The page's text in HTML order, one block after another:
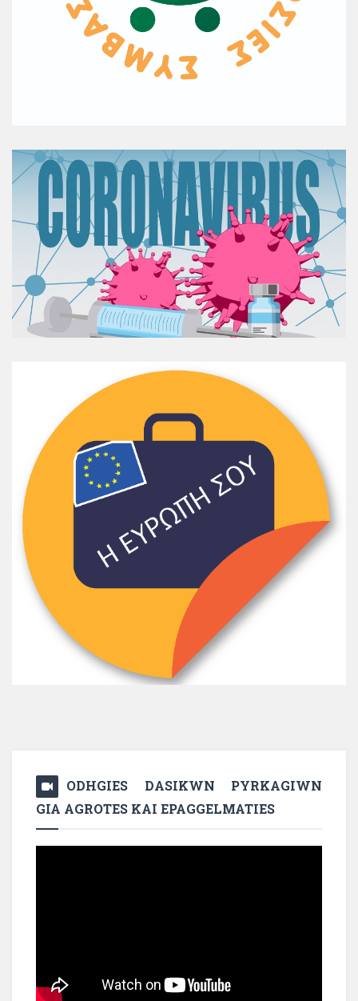
ODHGIES DASIKWN PYRKAGIWN
GIA AGROTES KAI EPAGGELMATIES